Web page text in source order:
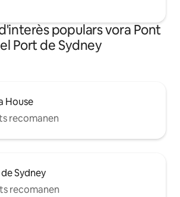
populars vora Pont
Port de Sydney
House
recomanen
Sydney
recomanen